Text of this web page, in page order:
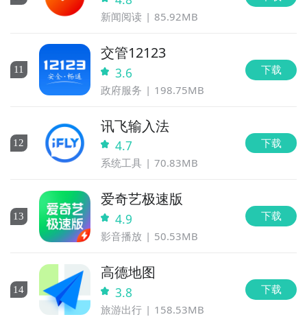
新闻阅读 85.92MB
11
交管12123
3.6
政府服务 198.75MB
下载
12
讯飞输入法
4.7
系统工具 70.83MB
下载
13
爱奇艺极速版
4.9
影音播放 50.53MB
下载
14
高德地图
3.8
旅游出行 158.53MB
下载